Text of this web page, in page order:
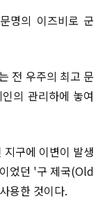
명의 이즈비로 군
전 우주의 최고 문
의 관리하에 놓여
구에 이변이 발생
었던 '구 제국(Old
용한 것이다.